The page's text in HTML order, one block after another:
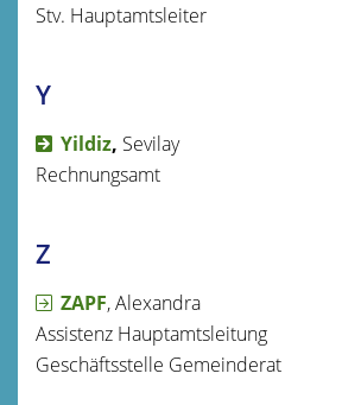
Stv. Hauptamtsleiter
Y
Yildiz, Sevilay
Rechnungsamt
Z
ZAPF, Alexandra
Assistenz Hauptamtsleitung
Geschäftsstelle Gemeinderat